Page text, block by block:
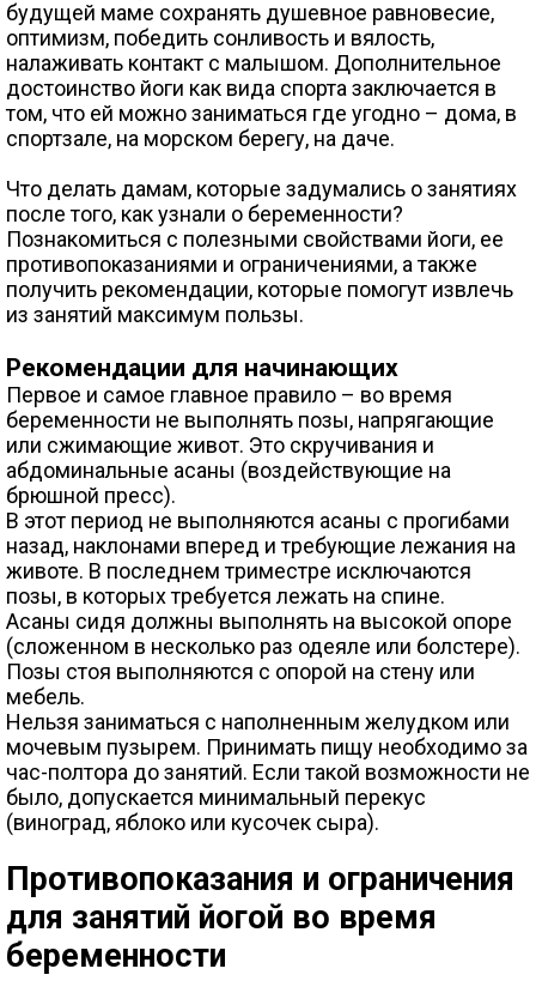
будущей маме сохранять душевное равновесие,
оптимизм, победить сонливость и вялость,
налаживать контакт с малышом. Дополнительное
достоинство йоги как вида спорта заключается в
том, что ей можно заниматься где угодно – дома, в
спортзале, на морском берегу, на даче.
Что делать дамам, которые задумались о занятиях
после того, как узнали о беременности?
Познакомиться с полезными свойствами йоги, ее
противопоказаниями и ограничениями, а также
получить рекомендации, которые помогут извлечь
из занятий максимум пользы.
Рекомендации для начинающих
Первое и самое главное правило – во время
беременности не выполнять позы, напрягающие
или сжимающие живот. Это скручивания и
абдоминальные асаны (воздействующие на
брюшной пресс).
В этот период не выполняются асаны с прогибами
назад, наклонами вперед и требующие лежания на
животе. В последнем триместре исключаются
позы, в которых требуется лежать на спине.
Асаны сидя должны выполнять на высокой опоре
(сложенном в несколько раз одеяле или болстере).
Позы стоя выполняются с опорой на стену или
мебель.
Нельзя заниматься с наполненным желудком или
мочевым пузырем. Принимать пищу необходимо за
час-полтора до занятий. Если такой возможности не
было, допускается минимальный перекус
(виноград, яблоко или кусочек сыра).
Противопоказания и ограничения
для занятий йогой во время
беременности